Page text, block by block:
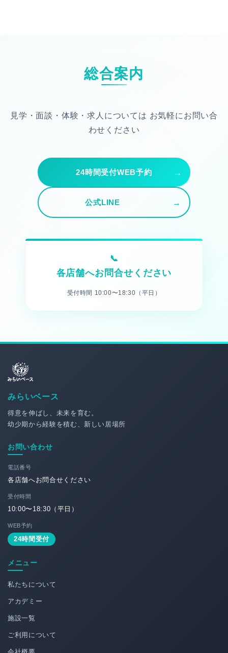
総合案内
見学・面談・体験・求人については お気軽にお問い合
わせください
24時間受付WEB予約
公式LINE
各店舗へお問合せください
受付時間 10:00〜18:30（平日）
みらいベース
得意を伸ばし、未来を育む。
幼少期から経験を積む、新しい居場所
お問い合わせ
電話番号
各店舗へお問合せください
受付時間
10:00〜18:30（平日）
WEB予約
24時間受付
メニュー
私たちについて
アカデミー
施設一覧
ご利用について